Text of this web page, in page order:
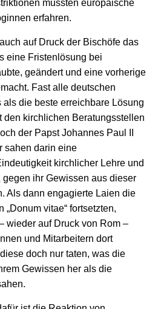
mussten europäische
erfahren.
auf Druck der Bischöfe das
eine Fristenlösung bei
geändert und eine vorherige
Fast alle deutschen
die beste erreichbare Lösung
den kirchlichen Beratungsstellen
der Papst Johannes Paul II
sahen darin eine
kirchlicher Lehre und
ihr Gewissen aus dieser
Als dann engagierte Laien die
„Donum vitae“ fortsetzten,
wieder auf Druck von Rom –
und Mitarbeitern dort
doch nur taten, was die
Gewissen her als die